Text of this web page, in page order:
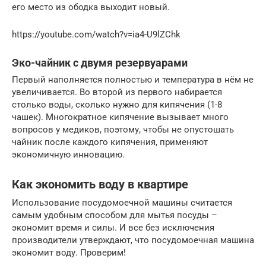
его место из ободка выходит новый.
https://youtube.com/watch?v=ia4-U9lZChk
Эко-чайник с двумя резервуарами
Первый наполняется полностью и температура в нём не
увеличивается. Во второй из первого набирается
столько воды, сколько нужно для кипячения (1-8
чашек). Многократное кипячение вызывает много
вопросов у медиков, поэтому, чтобы не опустошать
чайник после каждого кипячения, применяют
экономичную инновацию.
Как экономить воду в квартире
Использование посудомоечной машины считается
самым удобным способом для мытья посуды –
экономит время и силы. И все без исключения
производители утверждают, что посудомоечная машина
экономит воду. Проверим!